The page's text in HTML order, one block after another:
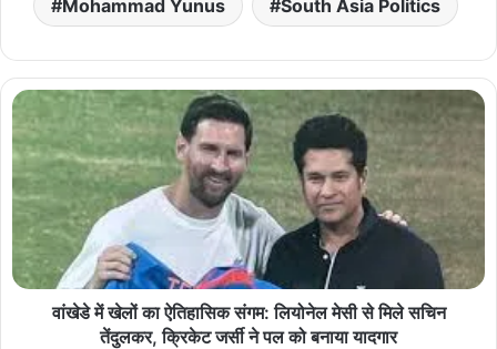
Mohammad Yunus South Asia Politics
वांखेडे में खेलों का ऐतिहासिक संगम: लियोनेल मेसी से मिले सचिन
तेंदुलकर, क्रिकेट जर्सी ने पल को बनाया यादगार